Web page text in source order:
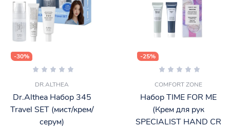
-30%
DR.ALTHEA
Dr.Althea Набор 345
Travel SET (мист/крем/
серум)
-25%
COMFORT ZONE
Набор TIME FOR ME
(Крем для рук
SPECIALIST HAND CR